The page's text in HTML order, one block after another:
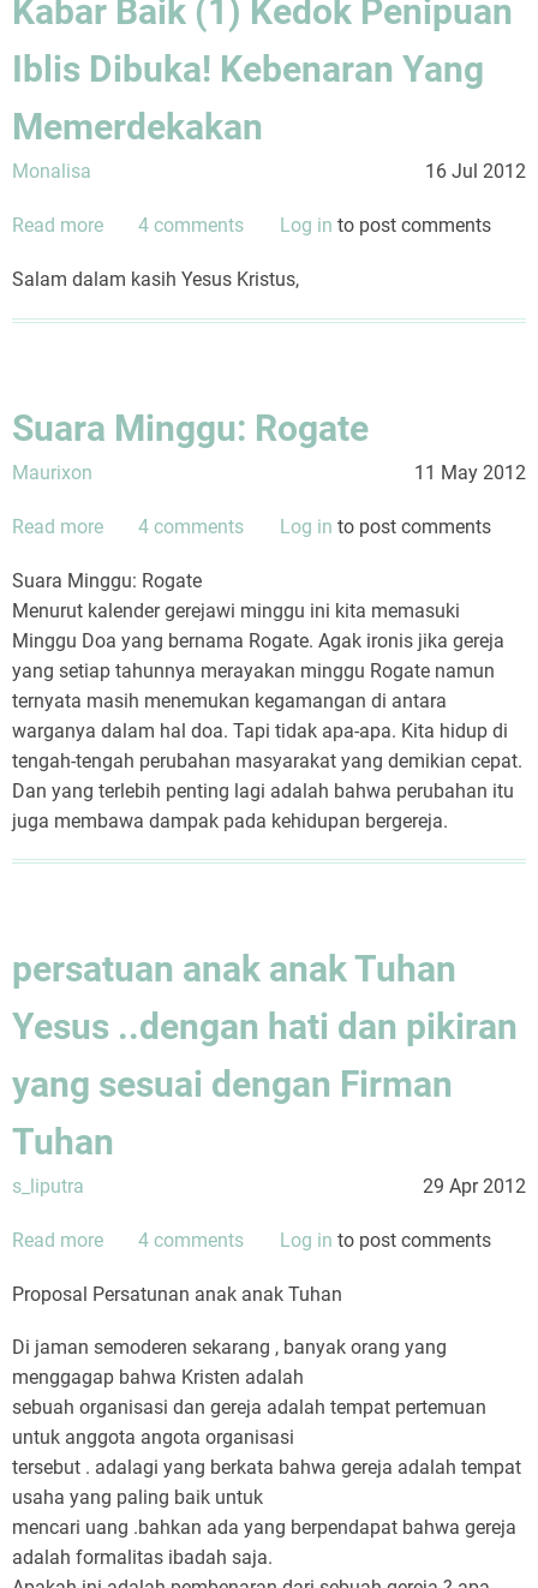
Kabar Baik (1) Kedok Penipuan
Iblis Dibuka! Kebenaran Yang
Memerdekakan
Monalisa 16 Jul 2012
Read more about
Baik
(1)
Dibuka!
Memerdekakan
4 comments Log in to post comments
Salam dalam kasih Yesus Kristus,
Suara Minggu: Rogate
Maurixon 11 May 2012
Read more about
Minggu:
Rogate
4 comments Log in to post comments
Suara Minggu: Rogate
Menurut kalender gerejawi minggu ini kita memasuki
Minggu Doa yang bernama Rogate. Agak ironis jika gereja
yang setiap tahunnya merayakan minggu Rogate namun
ternyata masih menemukan kegamangan di antara
warganya dalam hal doa. Tapi tidak apa-apa. Kita hidup di
tengah-tengah perubahan masyarakat yang demikian cepat.
Dan yang terlebih penting lagi adalah bahwa perubahan itu
juga membawa dampak pada kehidupan bergereja.
persatuan anak anak Tuhan
Yesus ..dengan hati dan pikiran
yang sesuai dengan Firman
Tuhan
s_liputra 29 Apr 2012
Read more about
anak
Tuhan
Yesus
..dengan
hati
dan
pikiran
yang
sesuai
4 comments Log in to post comments
Proposal Persatunan anak anak Tuhan
Di jaman semoderen sekarang , banyak orang yang
menggagap bahwa Kristen adalah
sebuah organisasi dan gereja adalah tempat pertemuan
untuk anggota angota organisasi
tersebut . adalagi yang berkata bahwa gereja adalah tempat
usaha yang paling baik untuk
mencari uang .bahkan ada yang berpendapat bahwa gereja
adalah formalitas ibadah saja.